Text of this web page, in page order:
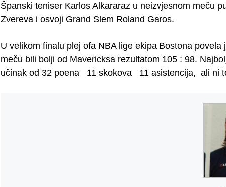
Španski teniser Karlos Alkararaz u neizvjesnom meču
Zvereva i osvoji Grand Slem Roland Garos.
U velikom finalu plej ofa NBA lige ekipa Bostona
meču bili bolji od Mavericksa rezultatom 105 : 98.
učinak od 32 poena 11 skokova 11 asistencija, ali ni